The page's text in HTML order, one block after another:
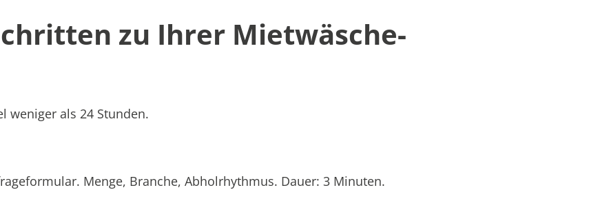
zu Ihrer Mietwäsche-
weniger als 24 Stunden.
Menge, Branche, Abholrhythmus. Dauer: 3 Minuten.